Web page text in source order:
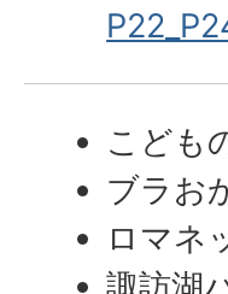
こども
ブラお
ロマネ